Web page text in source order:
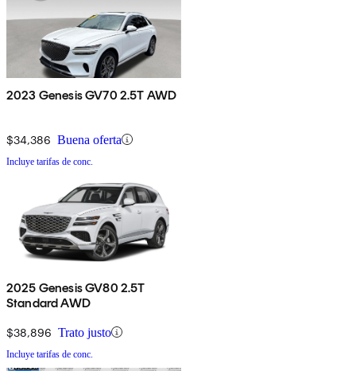
2023 Genesis GV70 2.5T AWD
$34,386 Buena oferta
Incluye tarifas de conc.
2025 Genesis GV80 2.5T
Standard AWD
$38,896 Trato justo
Incluye tarifas de conc.